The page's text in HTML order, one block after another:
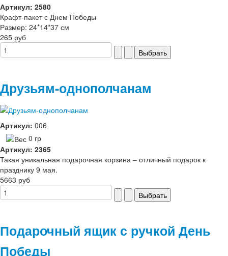
Артикул: 2580
Крафт-пакет с Днем Победы
Размер: 24*14*37 см
265 руб
Друзьям-однополчанам
Артикул: 006
0 гр
Артикул: 2365
Такая уникальная подарочная корзина – отличный подарок к
празднику 9 мая.
5663 руб
Подарочный ящик с ручкой День
Победы